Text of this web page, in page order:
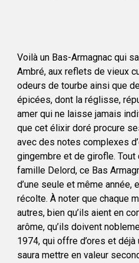
Voilà un Bas-Armagnac qui
Ambré, aux reflets de vieux
odeurs de tourbe ainsi que
épicées, dont la réglisse,
amer qui ne laisse jamais
que cet élixir doré procure
avec des notes complexes
gingembre et de girofle.
famille Delord, ce Bas
d’une seule et même année,
récolte. À noter que chaque
autres, bien qu’ils aient en
arôme, qu’ils doivent
1974, qui offre d’ores et
saura mettre en valeur